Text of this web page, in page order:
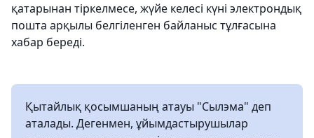
қатарынан тіркелмесе, жүйе келесі күні электрондық
пошта арқылы белгіленген байланыс тұлғасына
хабар береді.
Қытайлық қосымшаның атауы "Сылэма" деп
аталады. Дегенмен, ұйымдастырушылар